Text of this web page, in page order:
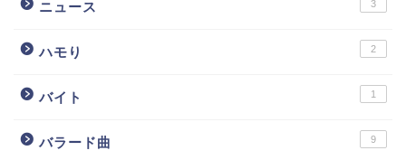
ニュース 3
ハモり 2
バイト 1
バラード曲 9